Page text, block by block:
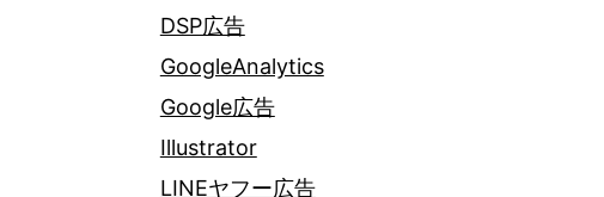
DSP広告
GoogleAnalytics
Google広告
Illustrator
LINEヤフー広告